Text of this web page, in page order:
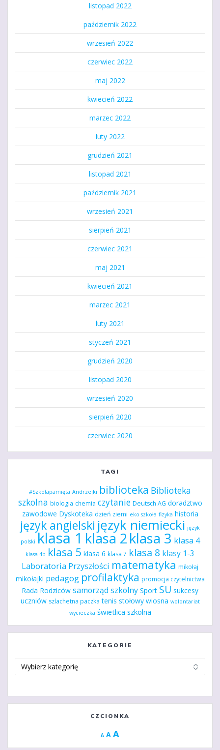
listopad 2022
październik 2022
wrzesień 2022
czerwiec 2022
maj 2022
kwiecień 2022
marzec 2022
luty 2022
grudzień 2021
listopad 2021
październik 2021
wrzesień 2021
sierpień 2021
czerwiec 2021
maj 2021
kwiecień 2021
marzec 2021
luty 2021
styczeń 2021
grudzień 2020
listopad 2020
wrzesień 2020
sierpień 2020
czerwiec 2020
TAGI
#Szkołapamięta Andrzejki biblioteka Biblioteka
szkolna biologia chemia czytanie Deutsch AG doradztwo
zawodowe Dyskoteka dzień ziemi eko szkoła fizyka historia
język angielski język niemiecki język
polski klasa 1 klasa 2klasa 3 klasa 4
klasa 4b klasa 5 klasa 6 klasa 7 klasa 8 klasy 1-3
Laboratoria Przyszłości matematyka mikołaj
mikołajki pedagog profilaktyka promocja czytelnictwa
Rada Rodziców samorząd szkolny Sport SU sukcesy
uczniów szlachetna paczka tenis stołowy wiosna wolontariat
wycieczka świetlica szkolna
KATEGORIE
CZCIONKA
A Decrease
A Reset
A